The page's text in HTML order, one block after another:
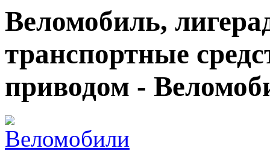
Веломобиль,
транспортные
приводом -